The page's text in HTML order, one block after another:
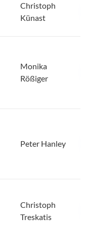
Christoph
Künast
Monika
Rößiger
Peter Hanley
Christoph
Treskatis